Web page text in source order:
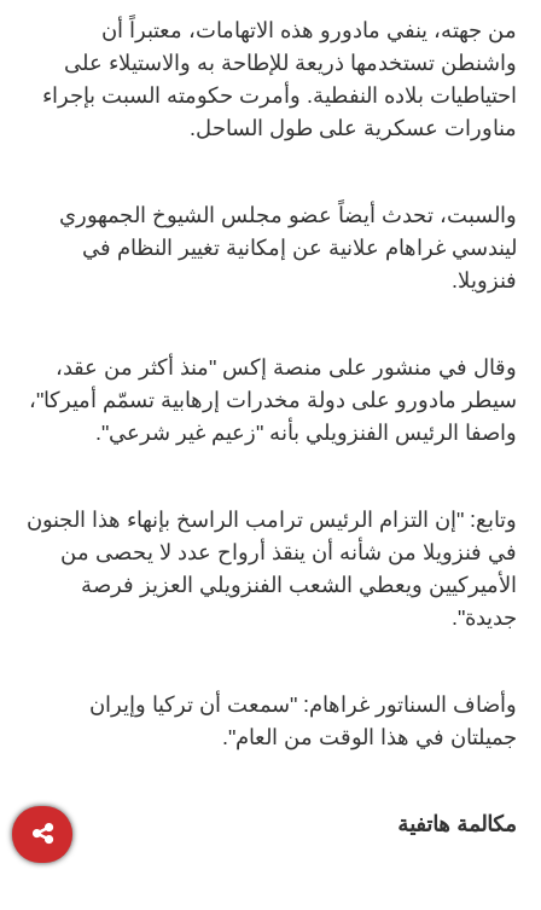
من جهته، ينفي مادورو هذه الاتهامات، معتبراً أن
واشنطن تستخدمها ذريعة للإطاحة به والاستيلاء على
احتياطيات بلاده النفطية. وأمرت حكومته السبت بإجراء
مناورات عسكرية على طول الساحل.
والسبت، تحدث أيضاً عضو مجلس الشيوخ الجمهوري
ليندسي غراهام علانية عن إمكانية تغيير النظام في
فنزويلا.
وقال في منشور على منصة إكس "منذ أكثر من عقد،
سيطر مادورو على دولة مخدرات إرهابية تسمّم أميركا"،
واصفا الرئيس الفنزويلي بأنه "زعيم غير شرعي"
.
وتابع: "إن التزام الرئيس ترامب الراسخ بإنهاء هذا الجنون
في فنزويلا من شأنه أن ينقذ أرواح عدد لا يحصى من
الأميركيين ويعطي الشعب الفنزويلي العزيز فرصة
جديدة".
وأضاف السناتور غراهام: "سمعت أن تركيا وإيران
جميلتان في هذا الوقت من العام."
مكالمة هاتفية